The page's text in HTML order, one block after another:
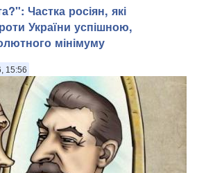
Частка росіян, які
України успішною,
мінімуму
15:56